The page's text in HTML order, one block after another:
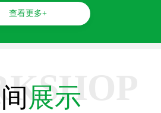
查看更多+
展示